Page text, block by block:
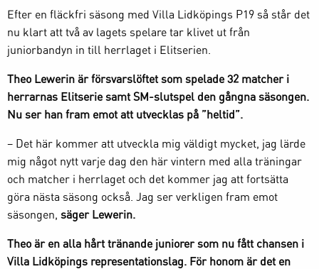
Efter en fläckfri säsong med Villa Lidköpings P19 så står det
nu klart att två av lagets spelare tar klivet ut från
juniorbandyn in till herrlaget i Elitserien.
Theo Lewerin är försvarslöftet som spelade 32 matcher i
herrarnas Elitserie samt SM-slutspel den gångna säsongen.
Nu ser han fram emot att utvecklas på ”heltid”.
– Det här kommer att utveckla mig väldigt mycket, jag lärde
mig något nytt varje dag den här vintern med alla träningar
och matcher i herrlaget och det kommer jag att fortsätta
göra nästa säsong också. Jag ser verkligen fram emot
säsongen, säger Lewerin.
Theo är en alla hårt tränande juniorer som nu fått chansen i
Villa Lidköpings representationslag. För honom är det en